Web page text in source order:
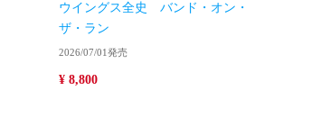
ウイングス全史 バンド・オン・
ザ・ラン
2026/07/01発売
¥ 8,800